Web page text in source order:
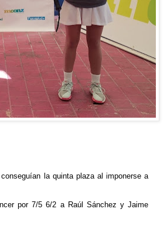
la quinta plaza al imponerse a
por 7/5 6/2 a Raúl Sánchez y Jaime